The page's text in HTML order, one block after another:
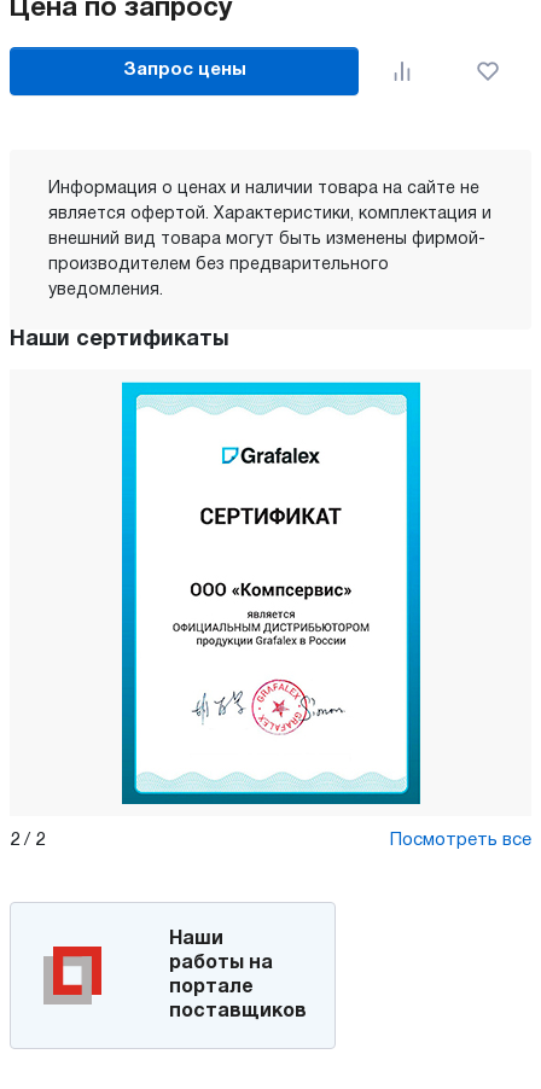
Цена по запросу
Запрос цены
Информация о ценах и наличии товара на сайте не
является офертой. Характеристики, комплектация и
внешний вид товара могут быть изменены фирмой-
производителем без предварительного
уведомления.
Наши сертификаты
2 / 2 Посмотреть все
Наши
работы на
портале
поставщиков